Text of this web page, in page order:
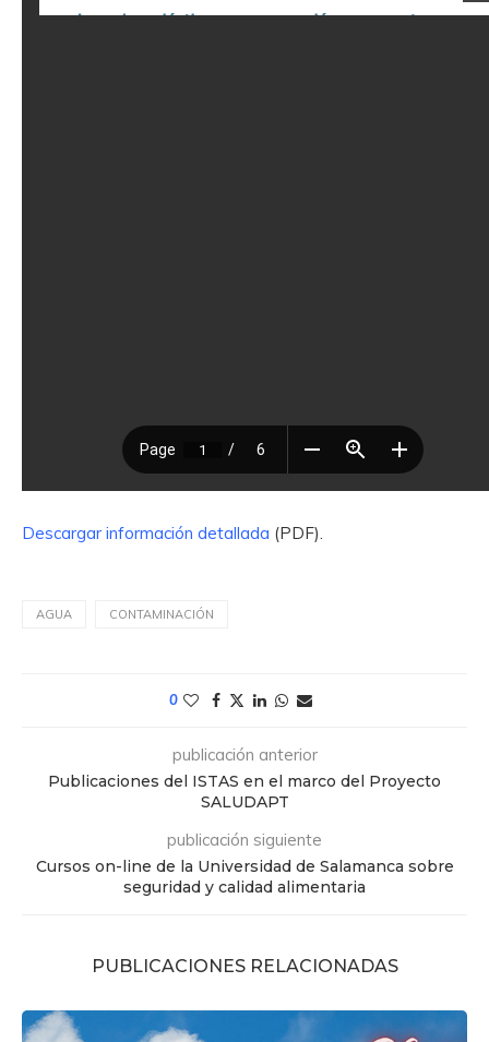
Descargar información detallada (PDF).
AGUA CONTAMINACIÓN
0
publicación anterior
Publicaciones del ISTAS en el marco del Proyecto
SALUDAPT
publicación siguiente
Cursos on-line de la Universidad de Salamanca sobre
seguridad y calidad alimentaria
PUBLICACIONES RELACIONADAS